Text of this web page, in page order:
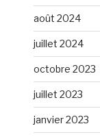
août 2024
juillet 2024
octobre 2023
juillet 2023
janvier 2023